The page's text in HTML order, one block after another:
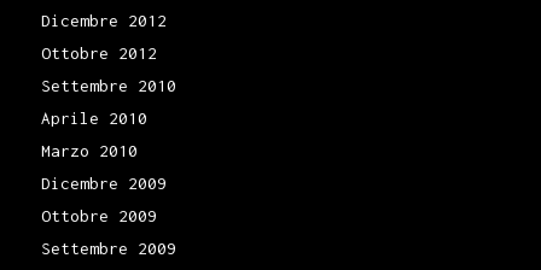
Dicembre 2012
Ottobre 2012
Settembre 2010
Aprile 2010
Marzo 2010
Dicembre 2009
Ottobre 2009
Settembre 2009